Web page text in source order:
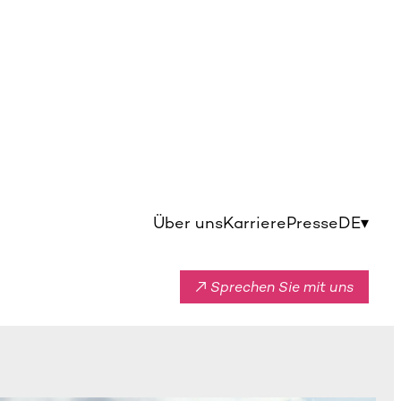
Über unsKarrierePresseDE▾
↗ Sprechen Sie mit uns